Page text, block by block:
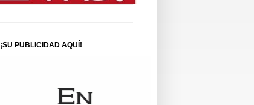
¡SU PUBLICIDAD AQUÍ!